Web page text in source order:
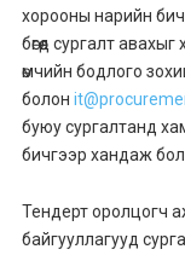
хорооны нарийн
бөгөөд сургалт
өмчийн бодлого
болон
буюу сургалтанд
бичгээр хандаж
Тендерт оролцогч
байгууллагууд